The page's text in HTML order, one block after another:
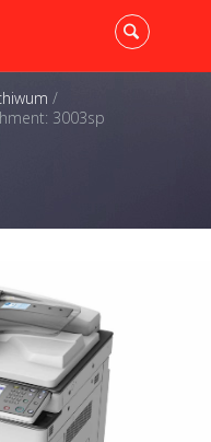
/
3003sp